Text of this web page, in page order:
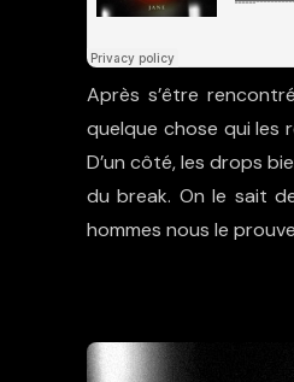
Après s’être
quelque chose qui les
D’un côté, les drops
du break. On le sait
hommes nous le